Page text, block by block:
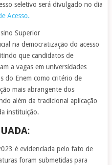
seletivo será divulgado no dia
Acesso.
Superior
na democratização do acesso
que candidatos de
a vagas em universidades
do Enem como critério de
mais abrangente dos
além da tradicional aplicação
instituição.
é evidenciada pelo fato de
foram submetidas para